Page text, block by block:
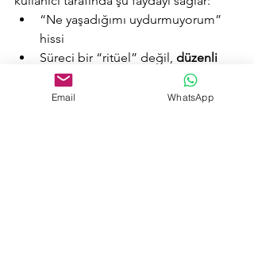
“Ne yaşadığımı uydurmuyorum”
hissi
Süreci bir “ritüel” değil, düzenli
protokol
Beklentiyi gerçekçi tutma (mucize
Email WhatsApp